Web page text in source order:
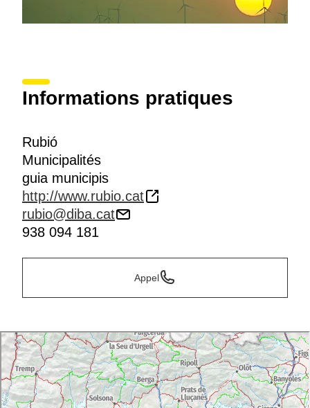
Informations pratiques
Rubió
Municipalités
guia municipis
http://www.rubio.cat
rubio@diba.cat
938 094 181
Appel